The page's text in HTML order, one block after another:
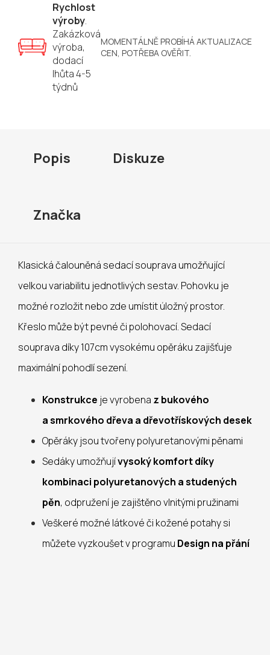
Rychlost
výroby.
Zakázková
výroba,
dodací
lhůta 4-5
týdnů
MOMENTÁLNĚ PROBÍHÁ AKTUALIZACE
CEN, POTŘEBA OVĚŘIT.
Popis Diskuze
Značka
Klasická čalouněná sedací souprava umožňující
velkou variabilitu jednotlivých sestav. Pohovku je
možné rozložit nebo zde umístit úložný prostor.
Křeslo může být pevné či polohovací. Sedací
souprava díky 107cm vysokému opěráku zajišťuje
maximální pohodlí sezení.
Konstrukce je vyrobena z bukového
a smrkového dřeva a dřevotřískových desek
Opěráky jsou tvořeny polyuretanovými pěnami
Sedáky umožňujívysoký komfort díky
kombinaci polyuretanových a studených
pěn, odpružení je zajištěno vlnitými pružinami
Veškeré možné látkové či kožené potahy si
můžete vyzkoušet v programu Design na přání